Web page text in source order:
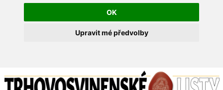
OK
Upravit mé předvolby